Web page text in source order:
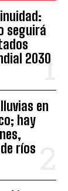
seguirá
2030
en
hay
ríos